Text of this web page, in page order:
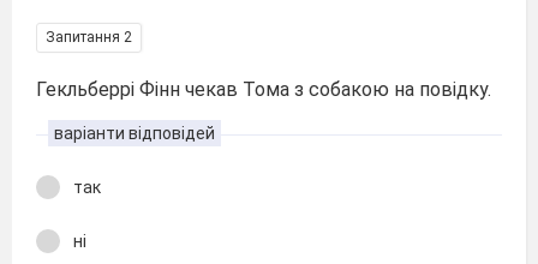
Запитання 2
Гекльберрі Фінн чекав Тома з собакою на повідку.
варіанти відповідей
так
ні